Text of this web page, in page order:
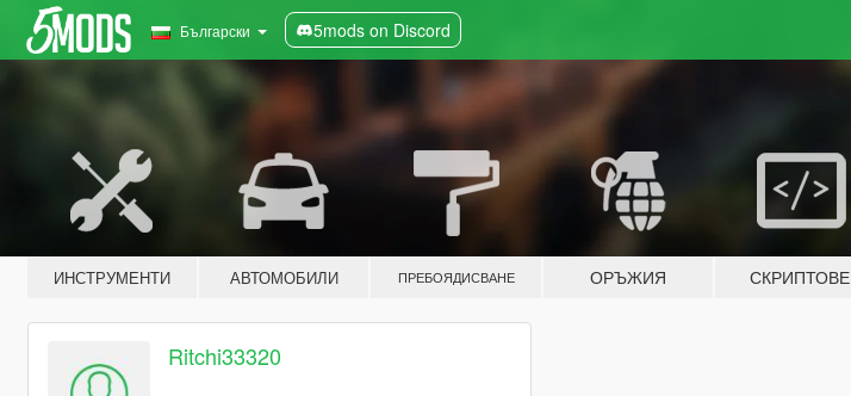
Български 5mods on Discord
ИНСТРУМЕНТИ АВТОМОБИЛИ ПРЕБОЯДИСВАНЕ ОРЪЖИЯ СКРИПТОВЕ
Ritchi33320